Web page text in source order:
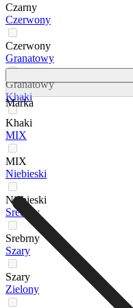
Czarny
Czerwony
Czerwony
Granatowy
Granatowy
Khaki
Khaki
MIX
MIX
Niebieski
Niebieski
Srebrny
Srebrny
Szary
Szary
Zielony
Marka